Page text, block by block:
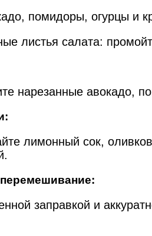
помидоры, огурцы и
листья салата:
нарезанные авокадо,
лимонный сок,
заправкой и